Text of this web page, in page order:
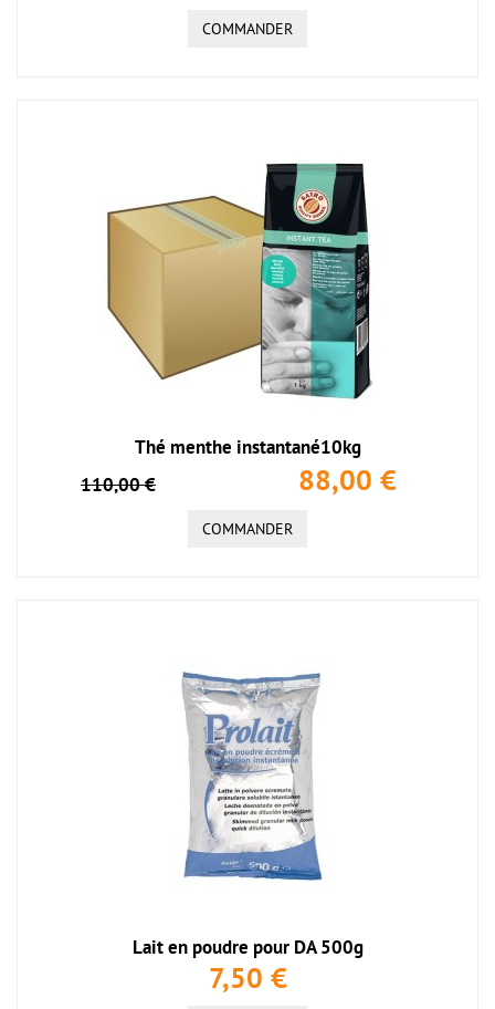
COMMANDER
Thé menthe instantané10kg
110,00 €
88,00 €
COMMANDER
Lait en poudre pour DA 500g
7,50 €